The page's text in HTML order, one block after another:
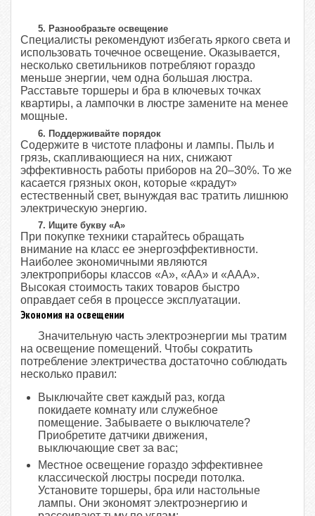
5. Разнообразьте освещение
Специалисты рекомендуют избегать яркого света и
использовать точечное освещение. Оказывается,
несколько светильников потребляют гораздо
меньше энергии, чем одна большая люстра.
Расставьте торшеры и бра в ключевых точках
квартиры, а лампочки в люстре замените на менее
мощные.
6. Поддерживайте порядок
Содержите в чистоте плафоны и лампы. Пыль и
грязь, скапливающиеся на них, снижают
эффективность работы приборов на 20–30%. То же
касается грязных окон, которые «крадут»
естественный свет, вынуждая вас тратить лишнюю
электрическую энергию.
7. Ищите букву «А»
При покупке техники старайтесь обращать
внимание на класс ее энергоэффективности.
Наиболее экономичными являются
электроприборы классов «А», «АА» и «ААА».
Высокая стоимость таких товаров быстро
оправдает себя в процессе эксплуатации.
Экономия на освещении
Значительную часть электроэнергии мы тратим
на освещение помещений. Чтобы сократить
потребление электричества достаточно соблюдать
несколько правил:
Выключайте свет каждый раз, когда
покидаете комнату или служебное
помещение. Забываете о выключателе?
Приобретите датчики движения,
выключающие свет за вас;
Местное освещение гораздо эффективнее
классической люстры посреди потолка.
Установите торшеры, бра или настольные
лампы. Они экономят электроэнергию и